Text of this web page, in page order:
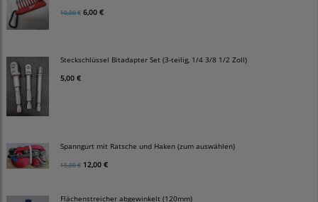
10,00 € 6,00 €
Steckschlüssel Bitadapter Set (3-teilig, 1/4 3/8 1/2 Zoll)
5,00 €
Spanngurt mit Ratsche und Haken (zum auswählen)
15,00 € 12,00 €
Flächenstreicher abgewinkelt (120mm)